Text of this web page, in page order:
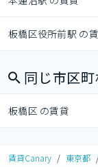
板橋区役所前駅 の
同じ市区
板橋区 の賃貸
賃貸Canary / 東京都